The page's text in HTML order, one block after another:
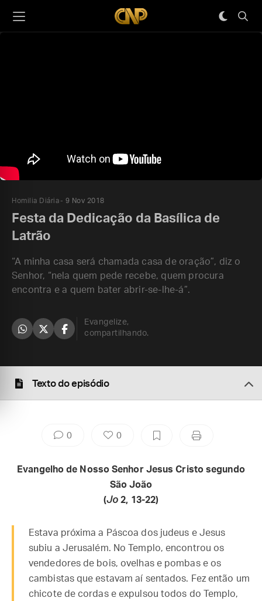
Homilia Diária 9 Nov 2018
Festa da Dedicação da Basílica de
Latrão
“A minha casa será chamada casa de oração”, diz o
Senhor, “nela quem pede recebe, quem procura
encontra e a quem bater abrir-se-lhe-á”.
Evangelize,
compartilhando.
Texto do episódio
0 0
Evangelho de Nosso Senhor Jesus Cristo segundo
São João
(Jo 2, 13-22)
Estava próxima a Páscoa dos judeus e Jesus
subiu a Jerusalém. No Templo, encontrou os
vendedores de bois, ovelhas e pombas e os
cambistas que estavam aí sentados. Fez então um
chicote de cordas e expulsou todos do Templo,